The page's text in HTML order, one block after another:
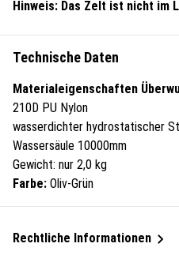
Hinweis: Das Zelt ist nicht im
Technische Daten
Materialeigenschaften
210D PU Nylon
wasserdichter hydrostatischer
Wassersäule 10000mm
Gewicht: nur 2,0 kg
Farbe: Oliv-Grün
Rechtliche Informationen